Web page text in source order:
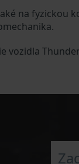
na fyzickou
vozidla